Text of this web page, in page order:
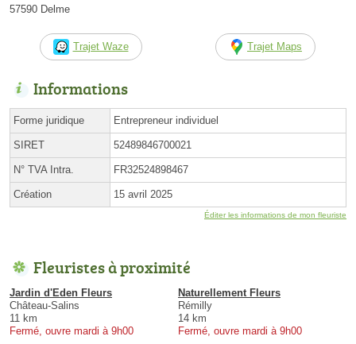
57590 Delme
Trajet Waze Trajet Maps
Informations
Forme juridique Entrepreneur individuel
SIRET 52489846700021
N° TVA Intra. FR32524898467
Création 15 avril 2025
Éditer les informations de mon fleuriste
Fleuristes à proximité
Jardin d'Eden Fleurs
Château-Salins
11 km
Fermé, ouvre mardi à 9h00
Naturellement Fleurs
Rémilly
14 km
Fermé, ouvre mardi à 9h00